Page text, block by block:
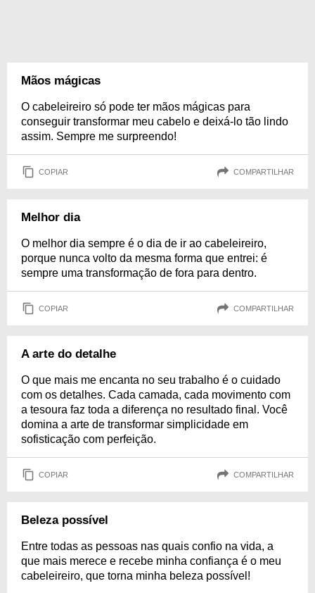
Mãos mágicas
O cabeleireiro só pode ter mãos mágicas para
conseguir transformar meu cabelo e deixá-lo tão lindo
assim. Sempre me surpreendo!
COPIAR COMPARTILHAR
Melhor dia
O melhor dia sempre é o dia de ir ao cabeleireiro,
porque nunca volto da mesma forma que entrei: é
sempre uma transformação de fora para dentro.
COPIAR COMPARTILHAR
A arte do detalhe
O que mais me encanta no seu trabalho é o cuidado
com os detalhes. Cada camada, cada movimento com
a tesoura faz toda a diferença no resultado final. Você
domina a arte de transformar simplicidade em
sofisticação com perfeição.
COPIAR COMPARTILHAR
Beleza possível
Entre todas as pessoas nas quais confio na vida, a
que mais merece e recebe minha confiança é o meu
cabeleireiro, que torna minha beleza possível!